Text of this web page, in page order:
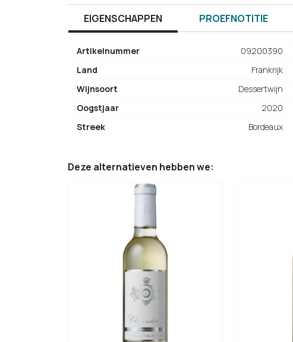
EIGENSCHAPPEN PROEFNOTITIE
Artikelnummer
09200390
Land
Frankrijk
Wijnsoort
Dessertwijn
Oogstjaar
2020
Streek
Bordeaux
Deze alternatieven hebben we: